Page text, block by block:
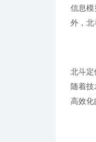
信息
外，北
北斗定
随着
高效化